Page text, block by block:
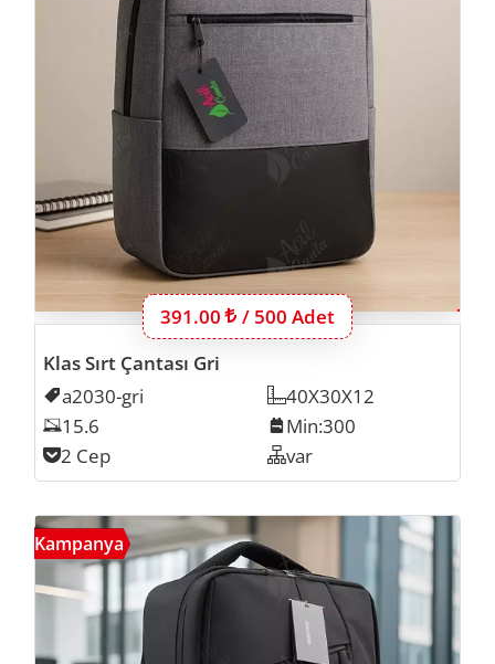
Bu ürünün 500 adet için fiyatı:
391.00 Lira
/ 500 Adet
Klas Sırt Çantası Gri
Kodu
a2030-gri Ölçü
40X30X12
Laptop Inch
15.6 Min. İmalat
Min:300
Cep Sayısı
2 Cep Organizer
var
Kampanya